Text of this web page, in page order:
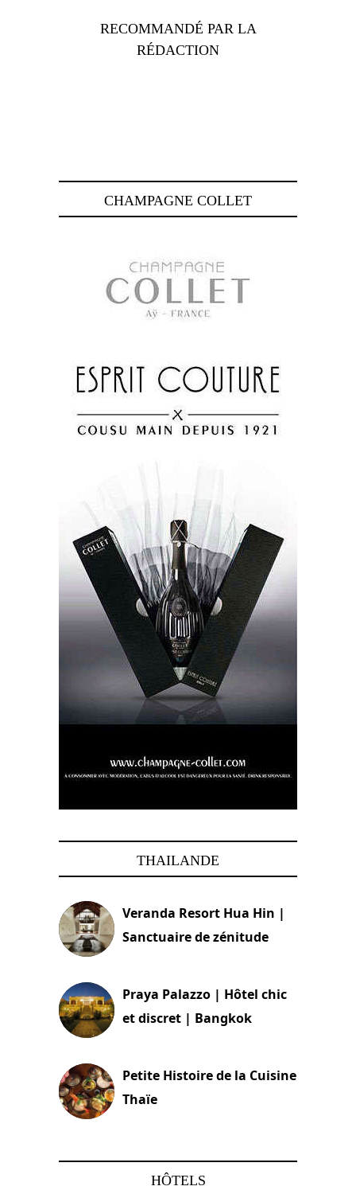
RECOMMANDÉ PAR LA
RÉDACTION
CHAMPAGNE COLLET
THAILANDE
Veranda Resort Hua Hin |
Sanctuaire de zénitude
Praya Palazzo | Hôtel chic
et discret | Bangkok
Petite Histoire de la Cuisine
Thaïe
HÔTELS